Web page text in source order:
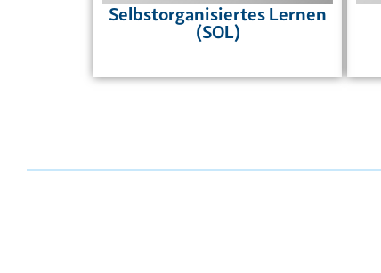
Selbstorganisiertes Lernen
(SOL)